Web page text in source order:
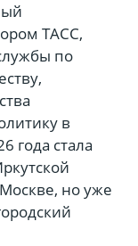
ТАСС,
по
в
года стала
но уже